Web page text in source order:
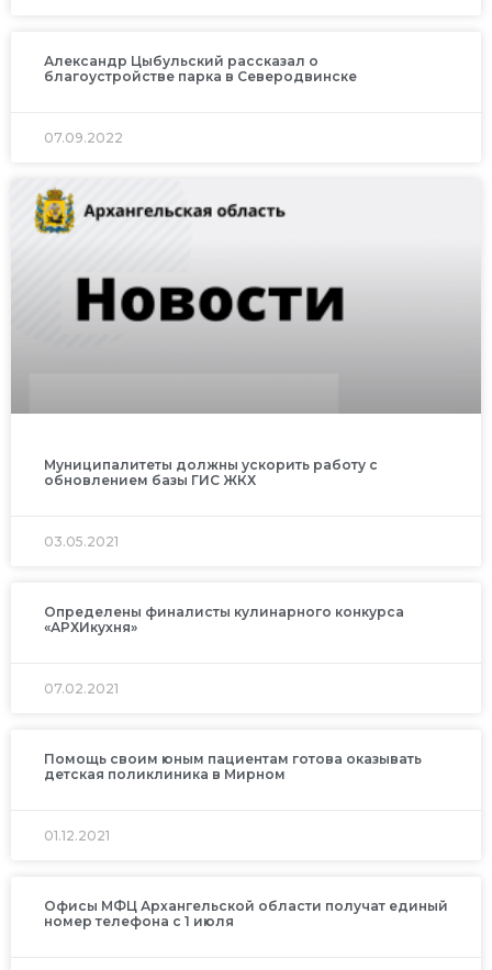
Александр Цыбульский рассказал о
благоустройстве парка в Северодвинске
07.09.2022
Муниципалитеты должны ускорить работу с
обновлением базы ГИС ЖКХ
03.05.2021
Определены финалисты кулинарного конкурса
«АРХИкухня»
07.02.2021
Помощь своим юным пациентам готова оказывать
детская поликлиника в Мирном
01.12.2021
Офисы МФЦ Архангельской области получат единый
номер телефона с 1 июля